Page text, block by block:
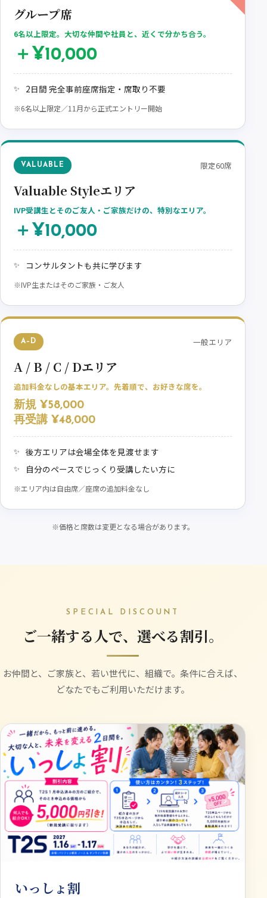
グループ席
6名以上限定。大切な仲間や社員と、近くで分かち合う。
＋¥10,000
2日間 完全事前座席指定・席取り不要
※6名以上限定／11月から正式エントリー開始
VALUABLE 限定60席
Valuable Styleエリア
IVP受講生とそのご友人・ご家族だけの、特別なエリア。
＋¥10,000
コンサルタントも共に学びます
※IVP生またはそのご家族・ご友人
A–D 一般エリア
A / B / C / Dエリア
追加料金なしの基本エリア。先着順で、お好きな席を。
新規 ¥58,000
再受講 ¥48,000
後方エリアは会場全体を見渡せます
自分のペースでじっくり受講したい方に
※エリア内は自由席／座席の追加料金なし
※価格と席数は変更となる場合があります。
SPECIAL DISCOUNT
ご一緒する人で、選べる割引。
お仲間と、ご家族と、若い世代に、組織で。条件に合えば、
どなたでもご利用いただけます。
いっしょ割